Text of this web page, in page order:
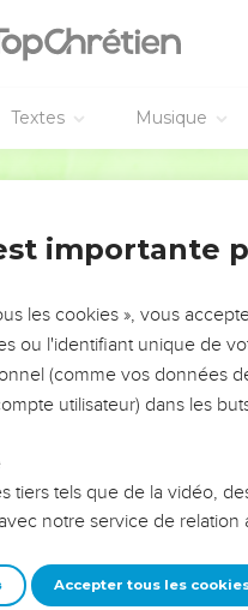
Textes Musique
juste avec le méchant ?
le juste avec le
parler au Seigneur,
; détruiras-tu pour
s'y en trouvera-t-il
être s'y en trouvera-t-il
et je parlerai encore une
des dix.
importante
les cookies », vous
ou l'identifiant unique de
(comme vos données
utilisateur) dans les
tiers tels que de la vidéo,
notre service de relation
Accepter tous les